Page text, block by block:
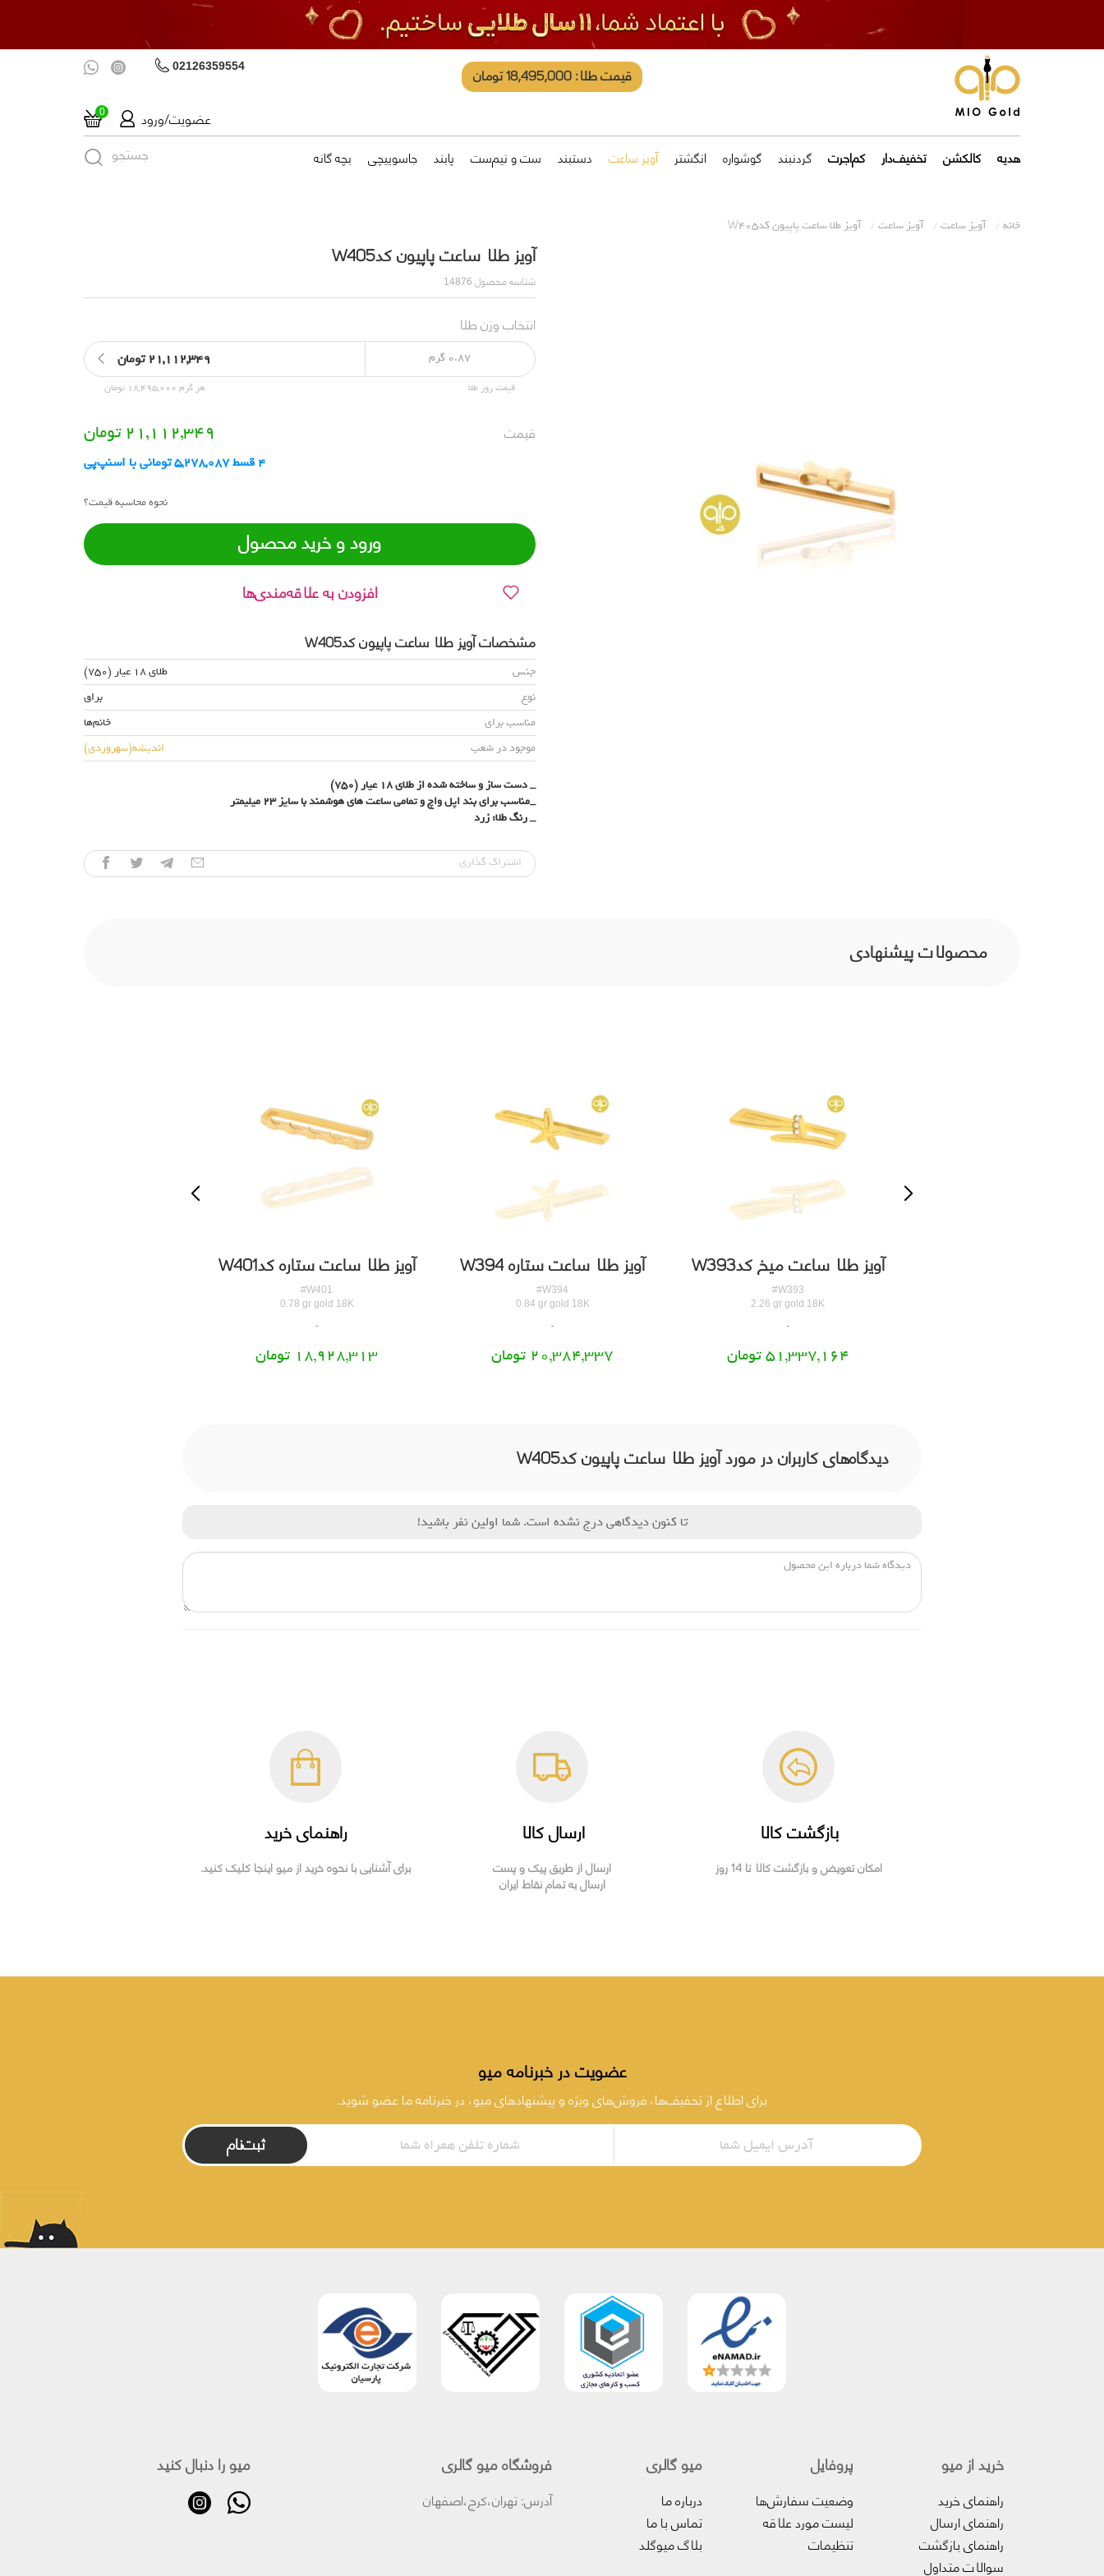
قیمت طلا: 18,495,000 تومان 02126359554
0 عضویت/ورود
هدیه کالکشن تخفیف‌دار کم‌اجرت گردنبند گوشواره انگشتر آویز ساعت دستبند ست و نیم‌ست پابند جاسوییچی بچه گانه جستجو
خانه آویز ساعت آویز ساعت آویز طلا ساعت پاپیون کدW405
آویز طلا ساعت پاپیون کدW405
شناسه محصول
انتخاب وزن طلا
0.87 گرم 21,112,349 تومان
قیمت روز طلا هر گرم 18,495,000 تومان
قیمت 21,112,349 تومان
4 قسط 5,278,087 تومانی با اسنپ‌پی
نحوه محاسبه قیمت؟
ورود و خرید محصول
افزودن به علاقه‌مندی‌ها
مشخصات آویز طلا ساعت پاپیون کدW405
جنس
طلای 18 عیار (750)
نوع
براق
مناسب برای
خانم‌ها
موجود در شعب
اندیشه(سهروردی)
_ دست ساز و ساخته شده از طلای 18 عیار (750)
_مناسب برای بند اپل واچ و تمامی ساعت های هوشمند با سایز 23 میلیمتر
_ رنگ طلا: زرد
اشتراک‌ گذاری
محصولات پیشنهادی
آویز طلا ساعت ستاره کدW401
#W401
0.78 gr gold 18K
18,928,313 تومان
آویز طلا ساعت ستاره W394
#W394
0.84 gr gold 18K
20,384,337 تومان
آویز طلا ساعت میخ کدW393
#W393
2.26 gr gold 18K
51,337,164 تومان
دیدگاه‌های کاربران در مورد آویز طلا ساعت پاپیون کدW405
تا کنون دیدگاهی درج نشده است. شما اولین نفر باشید!
بازگشت کالا
امکان تعویض و بازگشت کالا تا 14 روز
ارسال کالا
ارسال از طریق پیک و پست
ارسال به تمام نقاط ایران
راهنمای خرید
برای آشنایی با نحوه خرید از میو اینجا کلیک کنید.
عضویت در خبرنامه میو
برای اطلاع از تخفیف‌ها، فروش‌های ویژه و پیشنهادهای میو، در خبرنامه ما عضو شوید.
ثبت‌نام
خرید از میو
راهنمای خرید
راهنمای ارسال
راهنمای بازگشت
سوالات متداول
پروفایل‌
وضعیت سفارش‌ها
لیست مورد علاقه
تنظیمات
میو گالری
درباره ما
تماس با ما
بلاگ میوگلد
فروشگاه میو گالری
آدرس: تهران،کرج،اصفهان
میو را دنبال کنید